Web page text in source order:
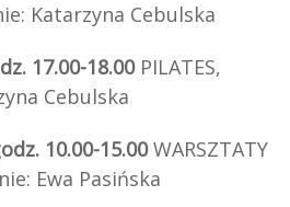
Katarzyna Cebulska
17.00-18.00 PILATES,
Cebulska
10.00-15.00WARSZTATY
Ewa Pasińska